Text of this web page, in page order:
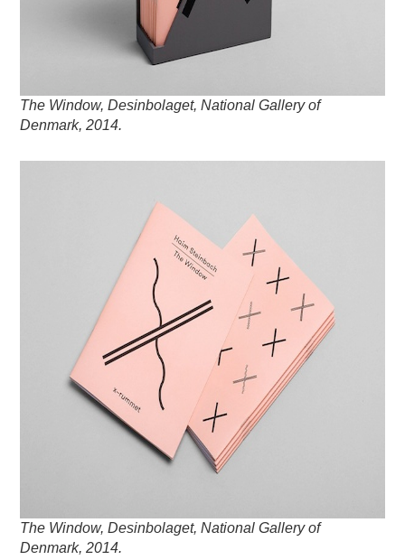
The Window, Desinbolaget, National Gallery of
Denmark, 2014.
The Window, Desinbolaget, National Gallery of
Denmark, 2014.